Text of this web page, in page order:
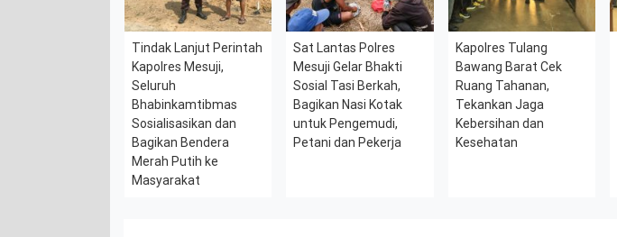
Tindak Lanjut Perintah
Kapolres Mesuji,
Seluruh
Bhabinkamtibmas
Sosialisasikan dan
Bagikan Bendera
Merah Putih ke
Masyarakat
Sat Lantas Polres
Mesuji Gelar Bhakti
Sosial Tasi Berkah,
Bagikan Nasi Kotak
untuk Pengemudi,
Petani dan Pekerja
Kapolres Tulang
Bawang Barat Cek
Ruang Tahanan,
Tekankan Jaga
Kebersihan dan
Kesehatan